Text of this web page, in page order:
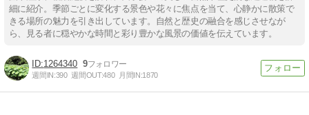
細に紹介。季節ごとに変化する景色や花々に焦点を当て、心静かに散策で
きる場所の魅力を引き出しています。自然と歴史の融合を感じさせなが
ら、見る者に穏やかな時間と彩り豊かな風景の価値を伝えています。
1264340 9
週間IN:390 週間OUT:480 月間IN:1870